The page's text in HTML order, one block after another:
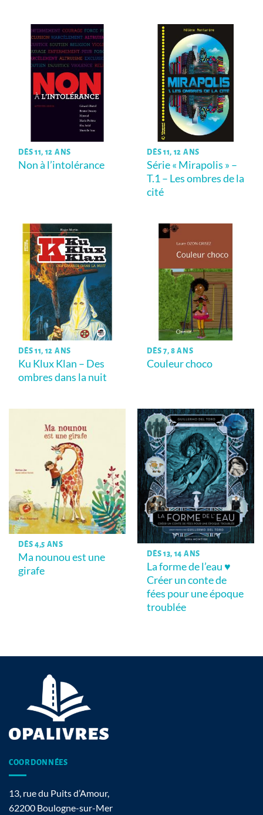
DÈS 11, 12 ANS
Non à l’intolérance
DÈS 11, 12 ANS
Série « Mirapolis » –
T.1 – Les ombres de la
cité
DÈS 11, 12 ANS
Ku Klux Klan – Des
ombres dans la nuit
DÈS 7, 8 ANS
Couleur choco
DÈS 4,5 ANS
Ma nounou est une
girafe
DÈS 13, 14 ANS
La forme de l’eau ♥
Créer un conte de
fées pour une époque
troublée
COORDONNÉES
13, rue du Puits d’Amour,
62200 Boulogne-sur-Mer